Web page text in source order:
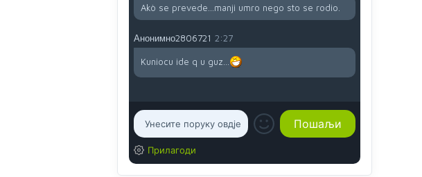
Akò se prevede...manji umro nego sto se rodio.
Анонимно2806721 2:27
Kuniocu ide q u guz...
Прилагоди